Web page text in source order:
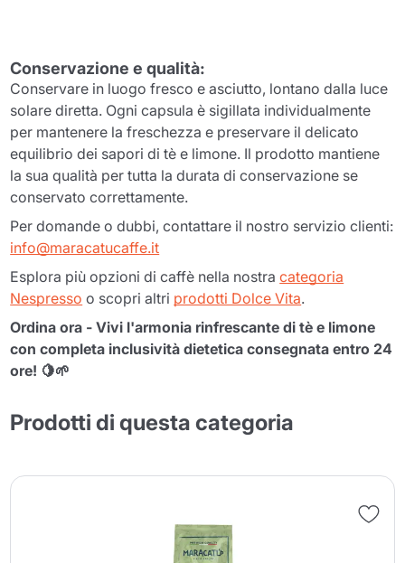
Conservazione e qualità:
Conservare in luogo fresco e asciutto, lontano dalla luce
solare diretta. Ogni capsula è sigillata individualmente
per mantenere la freschezza e preservare il delicato
equilibrio dei sapori di tè e limone. Il prodotto mantiene
la sua qualità per tutta la durata di conservazione se
conservato correttamente.
Per domande o dubbi, contattare il nostro servizio clienti:
info@maracatucaffe.it
Esplora più opzioni di caffè nella nostracategoria
Nespresso o scopri altri prodotti Dolce Vita.
Ordina ora - Vivi l'armonia rinfrescante di tè e limone
con completa inclusività dietetica consegnata entro 24
ore! 🍋🌱
Prodotti di questa categoria